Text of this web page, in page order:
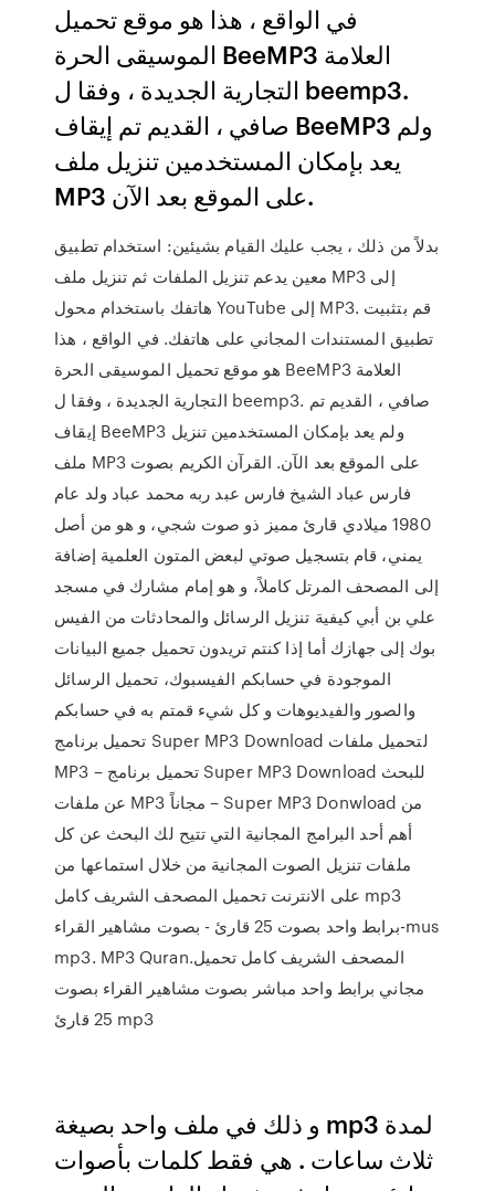
في الواقع ، هذا هو موقع تحميل
الموسيقى الحرة BeeMP3 العلامة
التجارية الجديدة ، وفقا ل beemp3.
صافي ، القديم تم إيقاف BeeMP3 ولم
يعد بإمكان المستخدمين تنزيل ملف
MP3 على الموقع بعد الآن.
بدلاً من ذلك ، يجب عليك القيام بشيئين: استخدام تطبيق
معين يدعم تنزيل الملفات ثم تنزيل ملف MP3 إلى
هاتفك باستخدام محول YouTube إلى MP3. قم بتثبيت
تطبيق المستندات المجاني على هاتفك. في الواقع ، هذا
هو موقع تحميل الموسيقى الحرة BeeMP3 العلامة
التجارية الجديدة ، وفقا ل beemp3. صافي ، القديم تم
إيقاف BeeMP3 ولم يعد بإمكان المستخدمين تنزيل
ملف MP3 على الموقع بعد الآن. القرآن الكريم بصوت
فارس عباد الشيخ فارس عبد ربه محمد عباد ولد عام
1980 ميلادي قارئ مميز ذو صوت شجي، و هو من أصل
يمني، قام بتسجيل صوتي لبعض المتون العلمية إضافة
إلى المصحف المرتل كاملاً، و هو إمام مشارك في مسجد
علي بن أبي كيفية تنزيل الرسائل والمحادثات من الفيس
بوك إلى جهازك أما إذا كنتم تريدون تحميل جميع البيانات
الموجودة في حسابكم الفيسبوك، تحميل الرسائل
والصور والفيديوهات و كل شيء قمتم به في حسابكم
تحميل برنامج Super MP3 Download لتحميل ملفات
MP3 – تحميل برنامج Super MP3 Download للبحث
عن ملفات MP3 مجاناً – Super MP3 Donwload من
أهم أحد البرامج المجانية التي تتيح لك البحث عن كل
ملفات تنزيل الصوت المجانية من خلال استماعها من
على الانترنت تحميل المصحف الشريف كامل mp3
برابط واحد بصوت 25 قارئ - بصوت مشاهير القراء-mus
mp3. MP3 Quran.المصحف الشريف كامل تحميل
مجاني برابط واحد مباشر بصوت مشاهير القراء بصوت
25 قارئ mp3
و ذلك في ملف واحد بصيغة mp3 لمدة
ثلاث ساعات . هي فقط كلمات بأصوات